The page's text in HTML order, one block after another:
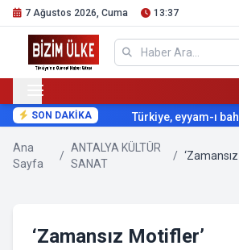
7 Ağustos 2026, Cuma 13:37
SON DAKİKA Türkiye, eyyam-ı
Ana
Sayfa
/
ANTALYA KÜLTÜR
SANAT
/
‘Zamansız Motifler’